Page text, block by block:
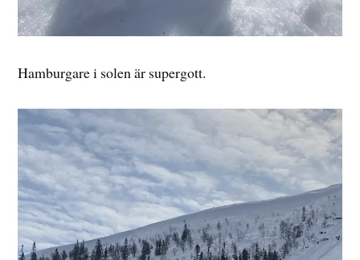
Hamburgare i solen är supergott.